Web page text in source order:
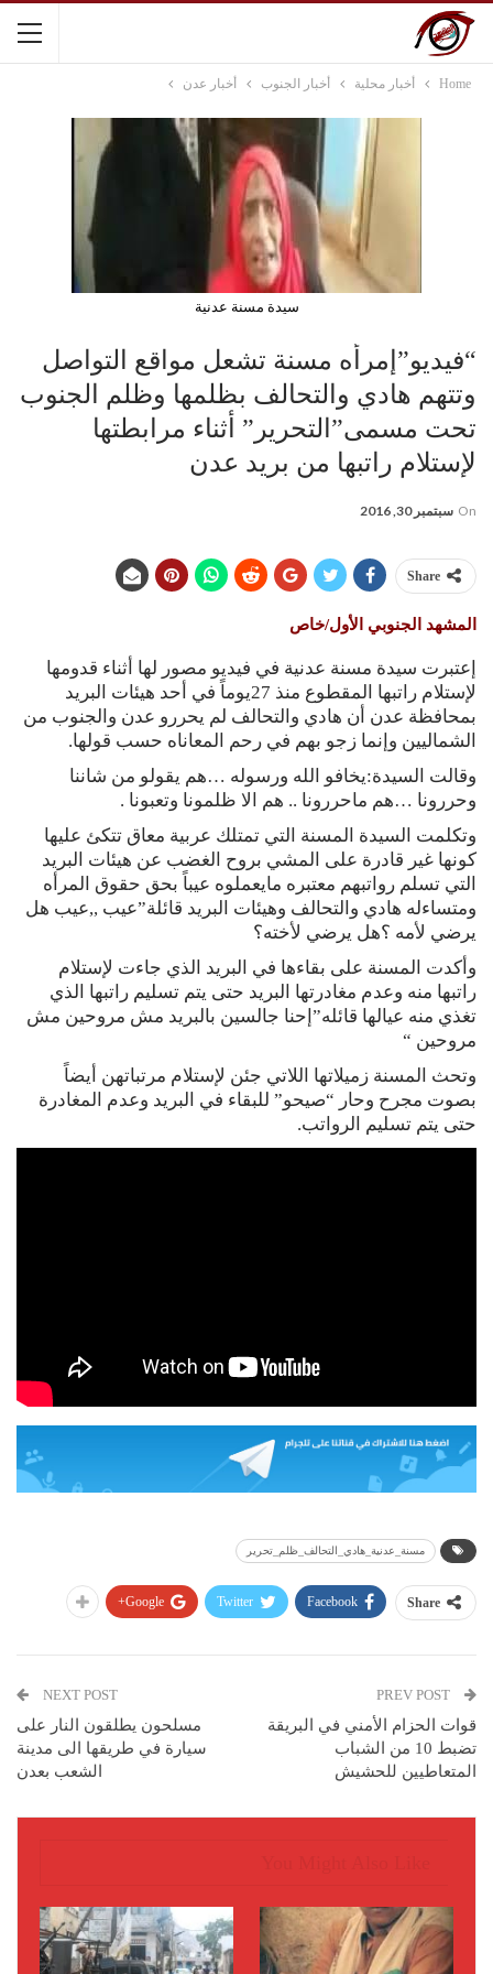
Home أخبار محلية أخبار الجنوب أخبار عدن
سيدة مسنة عدنية
“فيديو”إمرأه مسنة تشعل مواقع التواصل
وتتهم هادي والتحالف بظلمها وظلم الجنوب
تحت مسمى”التحرير” أثناء مرابطتها
لإستلام راتبها من بريد عدن
On سبتمبر 30, 2016
Share
المشهد الجنوبي الأول/خاص
إعتبرت سيدة مسنة عدنية في فيديو مصور لها أثناء قدومها
لإستلام راتبها المقطوع منذ 27يوماً في أحد هيئات البريد
بمحافظة عدن أن هادي والتحالف لم يحررو عدن والجنوب من
الشماليين وإنما زجو بهم في رحم المعاناه حسب قولها.
وقالت السيدة:يخافو الله ورسوله …هم يقولو من شاننا
وحررونا …هم ماحررونا .. هم الا ظلمونا وتعبونا .
وتكلمت السيدة المسنة التي تمتلك عربية معاق تتكئ عليها
كونها غير قادرة على المشي بروح الغضب عن هيئات البريد
التي تسلم رواتبهم معتبره مايعملوه عيباً بحق حقوق المرأه
ومتساءله هادي والتحالف وهيئات البريد قائلة”عيب ,,عيب هل
يرضي لأمه ؟هل يرضي لأخته؟
وأكدت المسنة على بقاءها في البريد الذي جاءت لإستلام
راتبها منه وعدم مغادرتها البريد حتى يتم تسليم راتبها الذي
تغذي منه عيالها قائله”إحنا جالسين بالبريد مش مروحين مش
مروحين “
وتحث المسنة زميلاتها اللاتي جئن لإستلام مرتباتهن أيضاً
بصوت مجرح وحار “صيحو” للبقاء في البريد وعدم المغادرة
حتى يتم تسليم الرواتب.
مسنة_عدنية_هادي_التحالف_ظلم_تحرير
Share
Facebook
Twitter
Google+
قوات الحزام الأمني في البريقة
تضبط 10 من الشباب
المتعاطيين للحشيش
NEXT POST
مسلحون يطلقون النار على
سيارة في طريقها الى مدينة
الشعب بعدن